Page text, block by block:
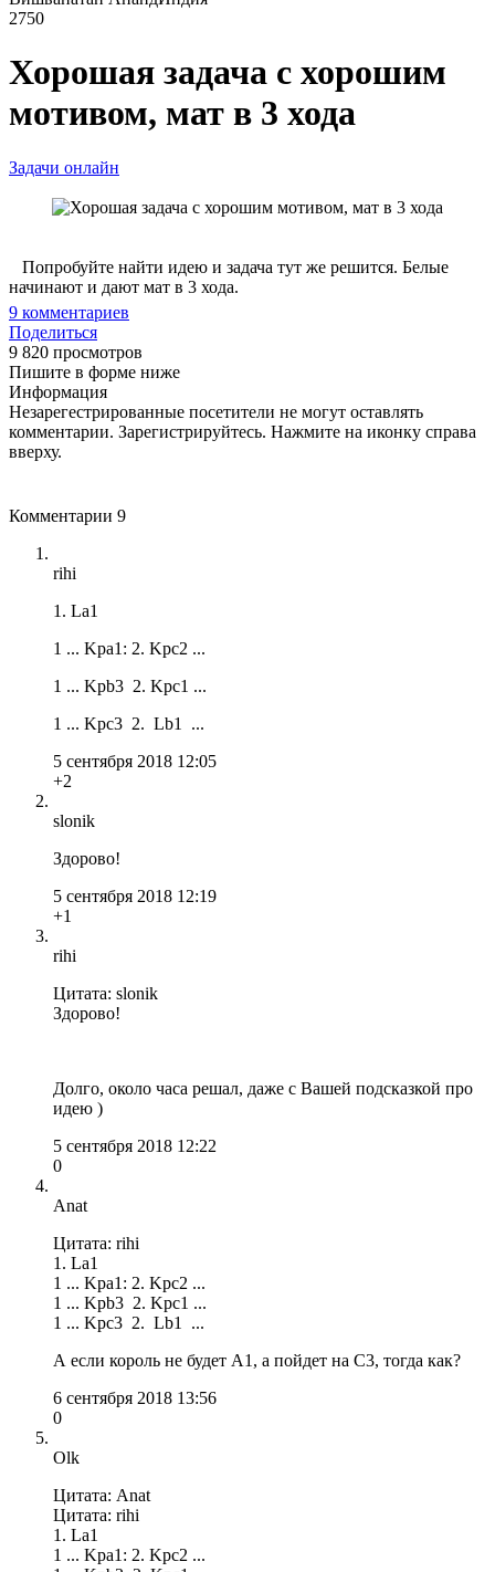
2750
Хорошая задача с хорошим
мотивом, мат в 3 хода
Задачи онлайн
Попробуйте найти идею и задача тут же решится. Белые
начинают и дают мат в 3 хода.
9 комментариев
Поделиться
9 820 просмотров
Пишите в форме ниже
Информация
Незарегестрированные посетители не могут оставлять
комментарии. Зарегистрируйтесь. Нажмите на иконку справа
вверху.
Комментарии 9
rihi
1. La1
1 ... Kpa1: 2. Kpc2 ...
1 ... Kpb3 2. Kpc1 ...
1 ... Kpc3 2. Lb1 ...
5 сентября 2018 12:05
+2
slonik
Здорово!
5 сентября 2018 12:19
+1
rihi
Цитата: slonik
Здорово!
Долго, около часа решал, даже с Вашей подсказкой про
идею )
5 сентября 2018 12:22
0
Anat
Цитата: rihi
1. La1
1 ... Kpa1: 2. Kpc2 ...
1 ... Kpb3 2. Kpc1 ...
1 ... Kpc3 2. Lb1 ...
А если король не будет A1, а пойдет на С3, тогда как?
6 сентября 2018 13:56
0
Olk
Цитата: Anat
Цитата: rihi
1. La1
1 ... Kpa1: 2. Kpc2 ...